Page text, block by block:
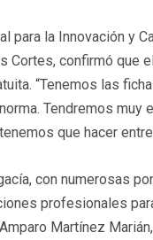
para la Innovación y
confirmó que
“Tenemos las
Tendremos muy
que hacer
con numerosas
profesionales
Martínez